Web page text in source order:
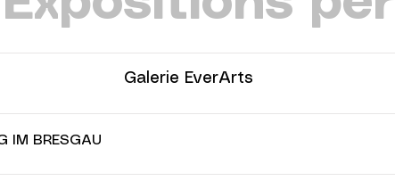
Galerie EverArts
IM BRESGAU